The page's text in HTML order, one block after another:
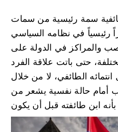
سمة رئيسية من سمات
رئيسياً في نظامه السياسي
والمراكز في الدولة على
حتى باتت علاقة الفرد
الطائفي، لا من خلال
أمام حالة نفسية يشعر من